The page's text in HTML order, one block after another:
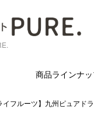
商品ラインナ
イフルーツ】九州ピュアド